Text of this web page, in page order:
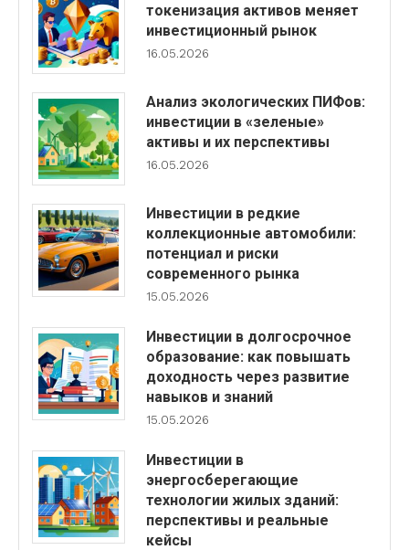
токенизация активов меняет
инвестиционный рынок
16.05.2026
Анализ экологических ПИФов:
инвестиции в «зеленые»
активы и их перспективы
16.05.2026
Инвестиции в редкие
коллекционные автомобили:
потенциал и риски
современного рынка
15.05.2026
Инвестиции в долгосрочное
образование: как повышать
доходность через развитие
навыков и знаний
15.05.2026
Инвестиции в
энергосберегающие
технологии жилых зданий:
перспективы и реальные
кейсы